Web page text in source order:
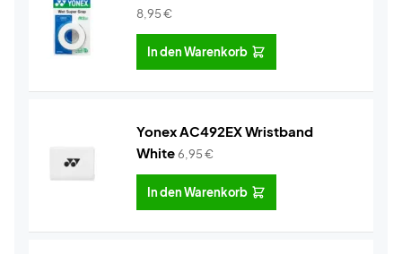
8,95€
In den Warenkorb
Yonex AC492EX Wristband
White6,95€
In den Warenkorb